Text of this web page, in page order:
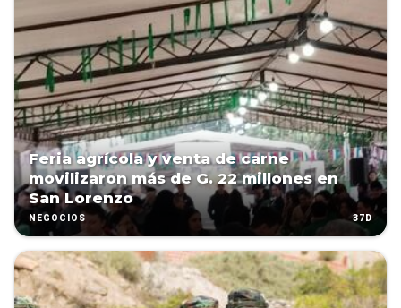
Feria agrícola y venta de carne
movilizaron más de G. 22 millones en
San Lorenzo
NEGOCIOS 37D